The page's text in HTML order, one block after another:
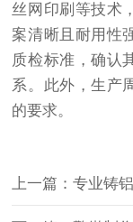
丝网印刷等技术
案清晰且耐用性
质检标准，确认
系。此外，生产
的要求。
上一篇：专业铸